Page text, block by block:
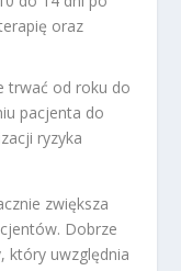
oraz
trwać od roku do
pacjenta do
ryzyka
zwiększa
Dobrze
który uwzględnia